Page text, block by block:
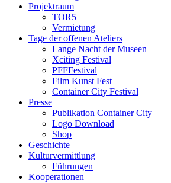
Projektraum
TOR5
Vermietung
Tage der offenen Ateliers
Lange Nacht der Museen
Xciting Festival
PFFFestival
Film Kunst Fest
Container City Festival
Presse
Publikation Container City
Logo Download
Shop
Geschichte
Kulturvermittlung
Führungen
Kooperationen